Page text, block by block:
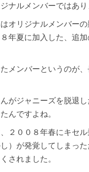
ナルメンバーではあり
オリジナルメンバー
年夏に加入した、追
メンバーというのが、
がジャニーズを脱退し
んですよね。
２００８年春にキセ
）が発覚してしまっ
されました。